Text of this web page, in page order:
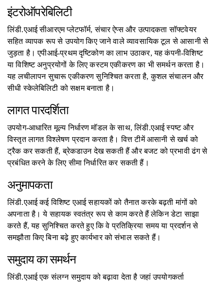
इंटरोऑपरेबिलिटी
लिंडी.एआई सीआरएम प्लेटफॉर्म, संचार ऐप्स और उत्पादकता सॉफ्टवेयर
सहित व्यापक रूप से उपयोग किए जाने वाले व्यावसायिक टूल से आसानी से
जुड़ता है। एपीआई-प्रथम दृष्टिकोण का लाभ उठाकर, यह कंपनी-विशिष्ट
या विशिष्ट अनुप्रयोगों के लिए कस्टम एकीकरण का भी समर्थन करता है।
यह लचीलापन सुचारू एकीकरण सुनिश्चित करता है, कुशल संचालन और
सीधी स्केलेबिलिटी को सक्षम बनाता है।
लागत पारदर्शिता
उपयोग-आधारित मूल्य निर्धारण मॉडल के साथ, लिंडी.एआई स्पष्ट और
विस्तृत लागत विश्लेषण प्रदान करता है। वित्त टीमें आसानी से खर्च को
ट्रैक कर सकती हैं, ब्रेकडाउन देख सकती हैं और बजट को प्रभावी ढंग से
प्रबंधित करने के लिए सीमा निर्धारित कर सकती हैं।
अनुमापकता
लिंडी.एआई कई विशिष्ट एआई सहायकों को तैनात करके बढ़ती मांगों को
अपनाता है। ये सहायक स्वतंत्र रूप से काम करते हैं लेकिन डेटा साझा
करते हैं, यह सुनिश्चित करते हुए कि वे प्रतिक्रिया समय या प्रदर्शन से
समझौता किए बिना बढ़े हुए कार्यभार को संभाल सकते हैं।
समुदाय का समर्थन
लिंडी.एआई एक संलग्न समुदाय को बढ़ावा देता है जहां उपयोगकर्ता